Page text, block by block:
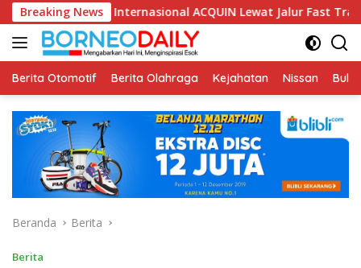
Langsung
ke
konten
Breaking News
Internasional ACQUIN Lewat Jalur Fast Track
Berita Otomotif Berita Olahraga Kejahatan Nissan
Beranda Berita
Berita